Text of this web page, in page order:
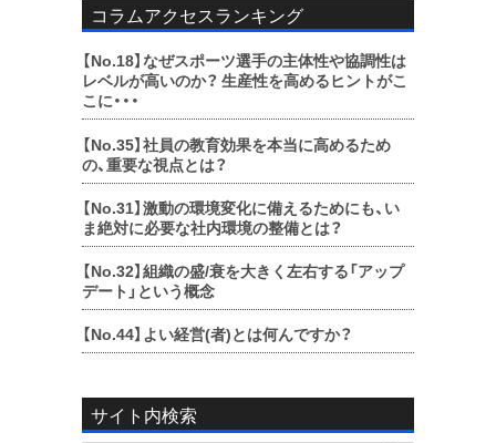
コラムアクセスランキング
【No.18】 なぜスポーツ選手の主体性や協調性は
レベルが高いのか？ 生産性を高めるヒントがこ
こに・・・
【No.35】社員の教育効果を本当に高めるため
の、重要な視点とは？
【No.31】激動の環境変化に備えるためにも、い
ま絶対に必要な社内環境の整備とは？
【No.32】組織の盛/衰を大きく左右する「アップ
デート」という概念
【No.44】 よい経営(者)とは何んですか？
サイト内検索